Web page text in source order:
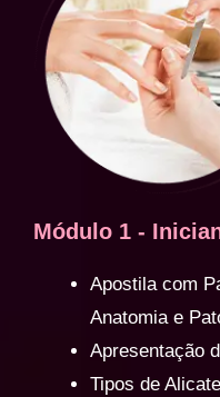
Módulo 1 -
Apostila com
Anatomia e
Apresentação
Tipos de